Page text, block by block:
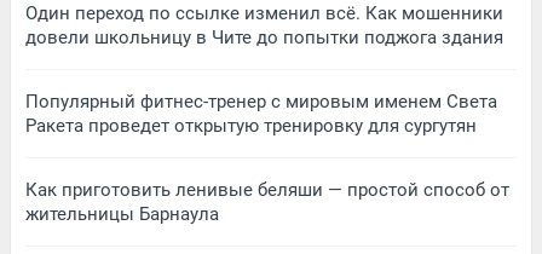
Один переход по ссылке изменил всё. Как мошенники
довели школьницу в Чите до попытки поджога здания
Популярный фитнес-тренер с мировым именем Света
Ракета проведет открытую тренировку для сургутян
Как приготовить ленивые беляши — простой способ от
жительницы Барнаула